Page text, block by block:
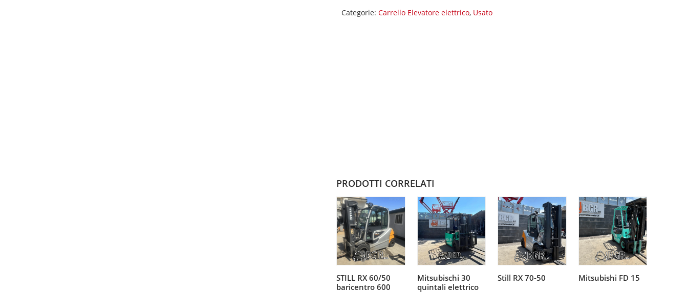
Categorie:Carrello Elevatore elettrico, Usato
PRODOTTI CORRELATI
Leggi tutto
STILL RX 60/50
baricentro 600
Leggi tutto
Mitsubischi 30
quintali elettrico
Leggi tutto
Still RX 70-50 Leggi tutto
Mitsubishi FD 15